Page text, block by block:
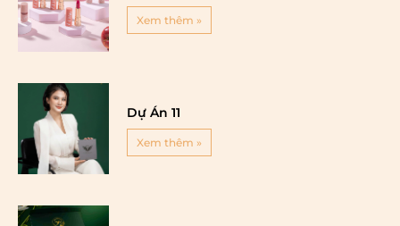
Xem thêm »
Dự Án 11
Xem thêm »